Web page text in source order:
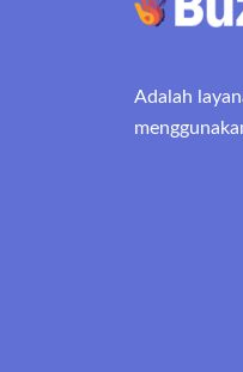
Adalah